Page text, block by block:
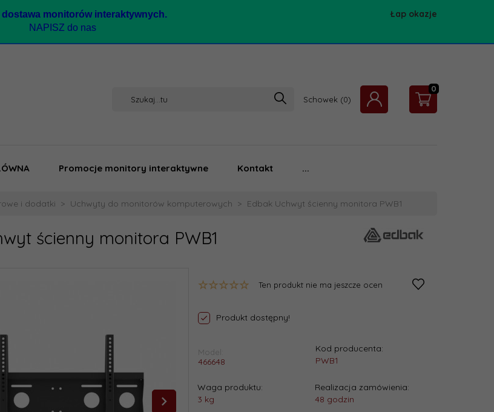
dostawa monitorów interaktywnych.
NAPISZ do nas
Łap okazje
Schowek
0
Promocje monitory interaktywne Kontakt ...
i dodatki Uchwyty do monitorów komputerowych Edbak Uchwyt ścienny monitora PWB1
ścienny monitora PWB1
Ten produkt nie ma jeszcze ocen
Produkt dostępny!
Model:
466648
Kod producenta:
PWB1
Waga produktu:
3 kg
Realizacja zamówienia:
48 godzin